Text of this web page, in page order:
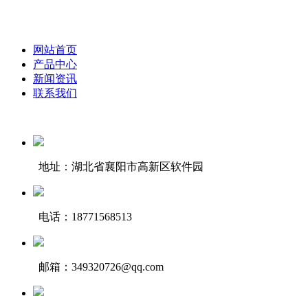
网站首页
产品中心
新闻资讯
联系我们
地址：湖北省襄阳市高新区软件园
电话：18771568513
邮箱：349320726@qq.com